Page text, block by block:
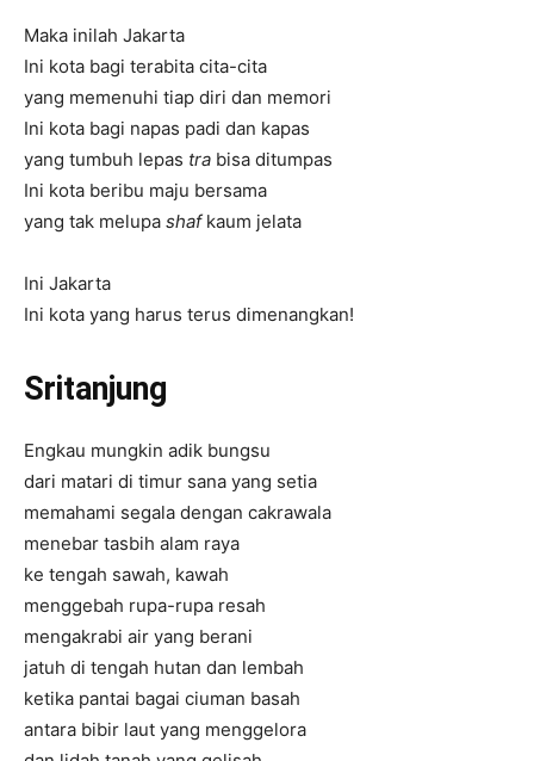
Maka inilah Jakarta
Ini kota bagi terabita cita-cita
yang memenuhi tiap diri dan memori
Ini kota bagi napas padi dan kapas
yang tumbuh lepas tra bisa ditumpas
Ini kota beribu maju bersama
yang tak melupa shafkaum jelata
Ini Jakarta
Ini kota yang harus terus dimenangkan!
Sritanjung
Engkau mungkin adik bungsu
dari matari di timur sana yang setia
memahami segala dengan cakrawala
menebar tasbih alam raya
ke tengah sawah, kawah
menggebah rupa-rupa resah
mengakrabi air yang berani
jatuh di tengah hutan dan lembah
ketika pantai bagai ciuman basah
antara bibir laut yang menggelora